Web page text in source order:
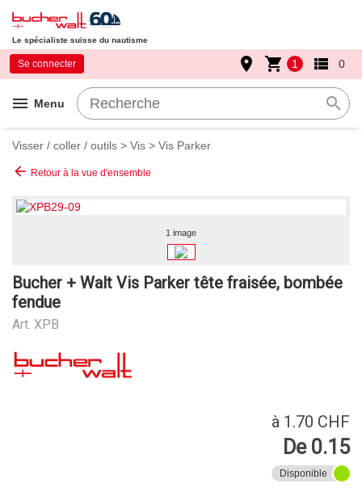
Le spécialiste suisse du nautisme
menu Menu search
Se connecter place shopping_cart 1 view_list 0
Visser / coller / outils > Vis > Vis Parker
arrow_back Retour à la vue d'ensemble
1 image
Bucher + Walt Vis Parker tête fraisée, bombée
fendue
Art. XPB
à 1.70 CHF
De 0.15
Disponible